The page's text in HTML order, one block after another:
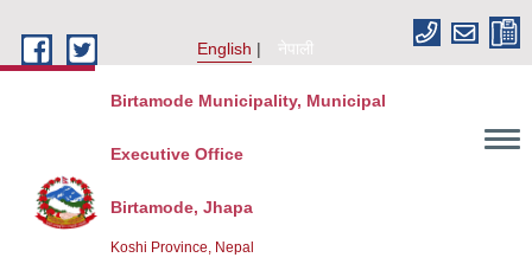
English
नेपाली
Birtamode Municipality, Municipal
Executive Office
Birtamode, Jhapa
Koshi Province, Nepal